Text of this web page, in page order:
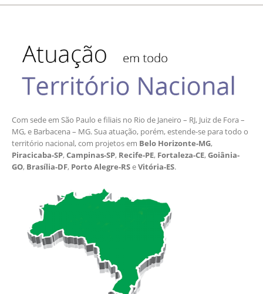
Com sede em São Paulo e filiais no Rio de Janeiro – RJ, Juiz de Fora –
MG, e Barbacena – MG. Sua atuação, porém, estende-se para todo o
território nacional, com projetos em Belo Horizonte-MG,
Piracicaba-SP,Campinas-SP, Recife-PE, Fortaleza-CE,Goiânia-
GO, Brasília-DF, Porto Alegre-RSeVitória-ES.